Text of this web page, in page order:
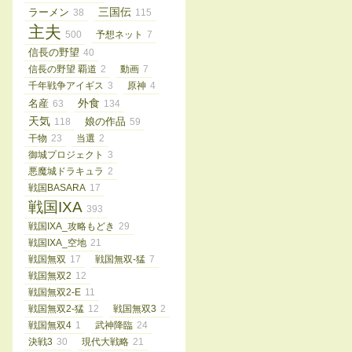
ラーメン 38 三国伝 115
主夫 500 予想ネット 7
信長の野望 40
信長の野望 覇道 2 動画 7
千年戦争アイギス 3 原神 4
名産 63 外食 134
天気 118 娘の作品 59
干物 23 当選 2
御城プロジェクト 3
悪魔城ドラキュラ 2
戦国BASARA 17
戦国IXA 393
戦国IXA_攻略もどき 29
戦国IXA_空地 21
戦国無双 17 戦国無双-猛 7
戦国無双2 12
戦国無双2-E 11
戦国無双2-猛 12 戦国無双3 2
戦国無双4 1 武神降臨 24
決戦3 30 現代大戦略 21